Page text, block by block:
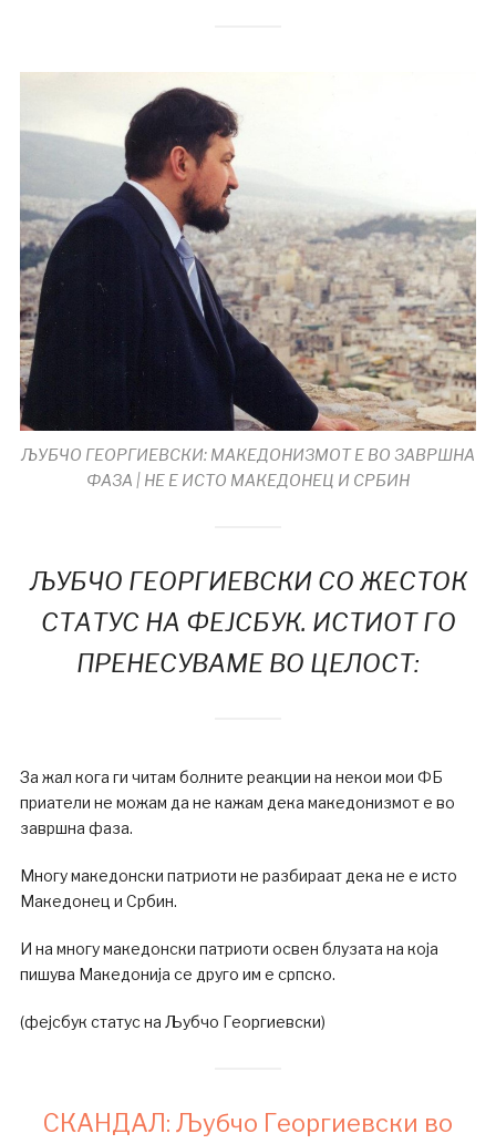
ЉУБЧО ГЕОРГИЕВСКИ: МАКЕДОНИЗМОТ Е ВО ЗАВРШНА
ФАЗА | НЕ Е ИСТО МАКЕДОНЕЦ И СРБИН
ЉУБЧО ГЕОРГИЕВСКИ СО ЖЕСТОК
СТАТУС НА ФЕЈСБУК. ИСТИОТ ГО
ПРЕНЕСУВАМЕ ВО ЦЕЛОСТ:
За жал кога ги читам болните реакции на некои мои ФБ
приатели не можам да не кажам дека македонизмот е во
завршна фаза.
Многу македонски патриоти не разбираат дека не е исто
Македонец и Србин.
И на многу македонски патриоти освен блузата на која
пишува Македонија се друго им е српско.
(фејсбук статус на Љубчо Георгиевски)
СКАНДАЛ: Љубчо Георгиевски во